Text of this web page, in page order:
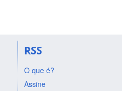
RSS
O que é?
Assine